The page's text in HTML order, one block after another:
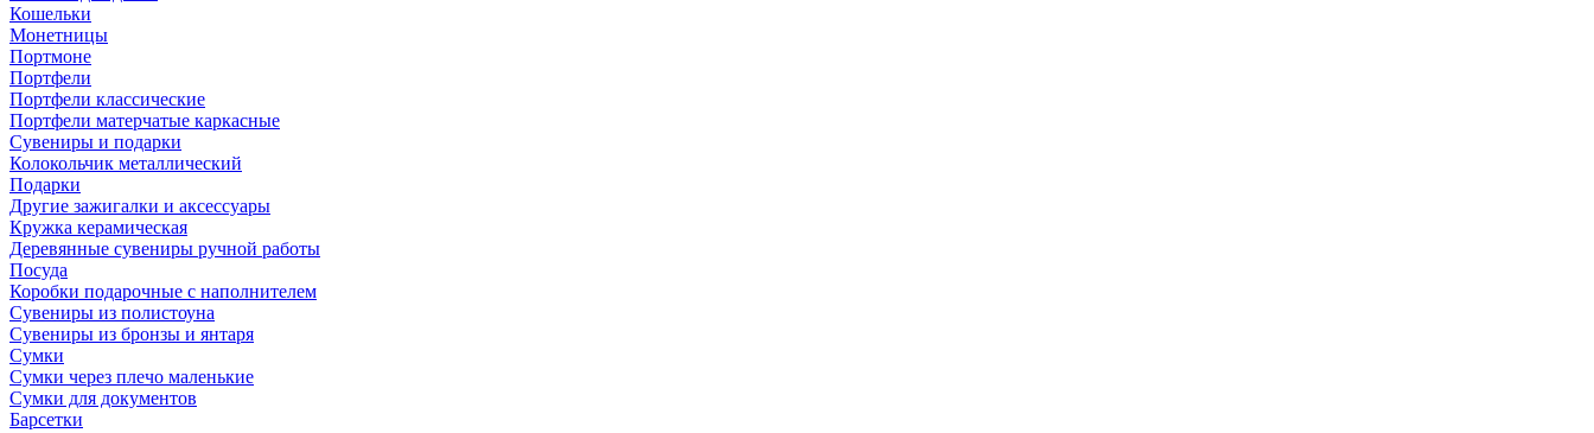
Кошельки
Монетницы
Портмоне
Портфели
Портфели классические
Портфели матерчатые каркасные
Сувениры и подарки
Колокольчик металлический
Подарки
Другие зажигалки и аксессуары
Кружка керамическая
Деревянные сувениры ручной работы
Посуда
Коробки подарочные с наполнителем
Сувениры из полистоуна
Сувениры из бронзы и янтаря
Сумки
Сумки через плечо маленькие
Сумки для документов
Барсетки